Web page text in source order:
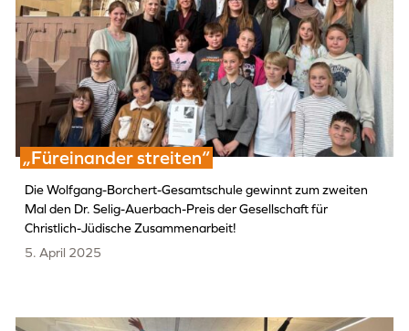
„Füreinander streiten“
Die Wolfgang-Borchert-Gesamtschule gewinnt zum zweiten
Mal den Dr. Selig-Auerbach-Preis der Gesellschaft für
Christlich-Jüdische Zusammenarbeit!
5. April 2025